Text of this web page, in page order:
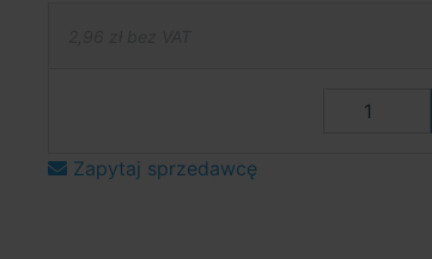
Zapytaj sprzedawcę